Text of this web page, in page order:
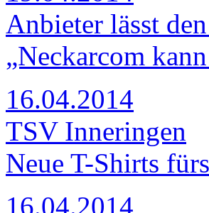
Anbieter lässt
„Neckarcom
16.04.2014
TSV Inneringen
Neue T-Shirts
16.04.2014